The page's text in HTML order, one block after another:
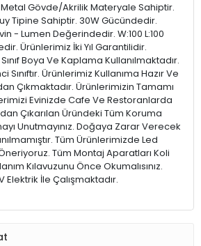
Gövde/Akrilik Materyale Sahiptir.
Tipine Sahiptir. 30W Gücündedir.
- Lumen Değerindedir. W:100 L:100
Ürünlerimiz İki Yıl Garantilidir.
Boya Ve Kaplama Kullanılmaktadır.
Ürünlerimiz Kullanıma Hazır Ve
Çıkmaktadır. Ürünlerimizin Tamamı
Evinizde Cafe Ve Restoranlarda
Çıkarılan Üründeki Tüm Koruma
Unutmayınız. Doğaya Zarar Verecek
Tüm Ürünlerimizde Led
Tüm Montaj Aparatları Koli
Kılavuzunu Önce Okumalısınız.
Elektrik İle Çalışmaktadır.